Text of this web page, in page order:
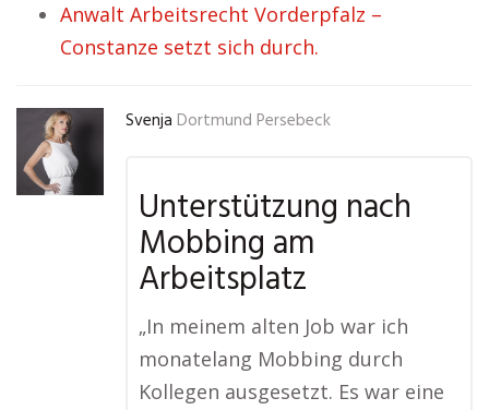
Anwalt Arbeitsrecht Vorderpfalz –
Constanze setzt sich durch.
Svenja Dortmund Persebeck
Unterstützung nach
Mobbing am
Arbeitsplatz
„In meinem alten Job war ich
monatelang Mobbing durch
Kollegen ausgesetzt. Es war eine